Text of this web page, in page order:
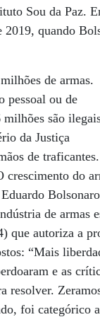
Sou da Paz.
2019, quando
de armas.
pessoal ou de
são
da Justiça
de
crescimento do
de armas
que autoriza a
“Mais
e as
resolver.
foi categórico